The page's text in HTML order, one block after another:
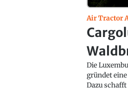
Air Tractor
Die
gründet
Dazu